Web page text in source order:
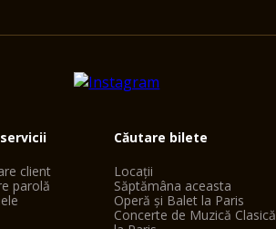
client
parolă
Căutare bilete
Locații
Săptămâna aceasta
Operă și Balet la Paris
Concerte de Muzică Clasică